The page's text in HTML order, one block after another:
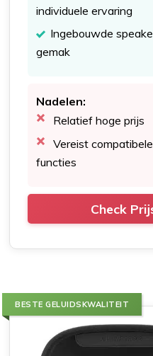
individuele ervaring
Ingebouwde
gemak
Nadelen:
Relatief hoge prijs
Vereist
functies
Check
BESTE GELUIDSKWALITEIT